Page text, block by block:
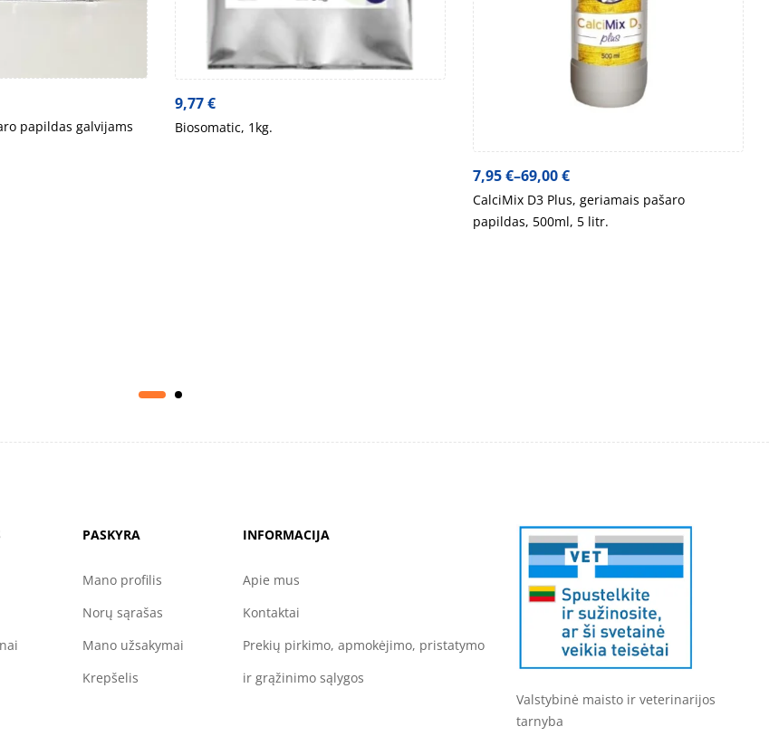
papildas galvijams
9,77€
Biosomatic, 1kg.
7,95€–69,00€
CalciMix D3 Plus, geriamais pašaro
papildas, 500ml, 5 litr.
PASKYRA
Mano profilis
Norų sąrašas
Mano užsakymai
Krepšelis
INFORMACIJA
Apie mus
Kontaktai
Prekių pirkimo, apmokėjimo, pristatymo
ir grąžinimo sąlygos
Valstybinė maisto ir veterinarijos
tarnyba